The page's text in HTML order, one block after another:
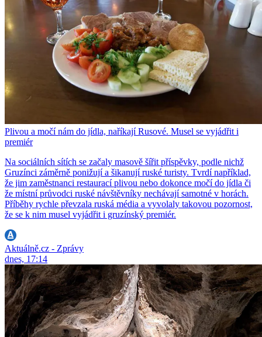
Plivou a močí nám do jídla, naříkají Rusové. Musel se vyjádřit i
premiér
Na sociálních sítích se začaly masově šířit příspěvky, podle nichž
Gruzínci záměrně ponižují a šikanují ruské turisty. Tvrdí například,
že jim zaměstnanci restaurací plivou nebo dokonce močí do jídla či
že místní průvodci ruské návštěvníky nechávají samotné v horách.
Příběhy rychle převzala ruská média a vyvolaly takovou pozornost,
že se k nim musel vyjádřit i gruzínský premiér.
Aktuálně.cz - Zprávy
dnes, 17:14